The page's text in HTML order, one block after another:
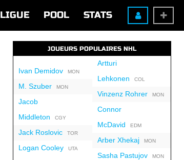
LIGUE POOL STATS
JOUEURS POPULAIRES NHL
Ivan DemidovMON
M. SzuberMON
Jacob
Middleton CGY
Jack RoslovicTOR
Logan CooleyUTA
Artturi
Lehkonen COL
Vinzenz RohrerMON
Connor
McDavid EDM
Arber XhekajMON
Sasha PastujovMON